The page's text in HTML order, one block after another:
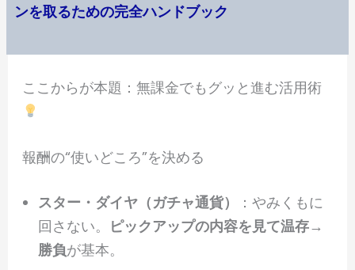
ンを取るための完全ハンドブック
ここからが本題：無課金でもグッと進む活用術
報酬の“使いどころ”を決める
スター・ダイヤ（ガチャ通貨）
：やみくもに
回さない。 ピックアップの内容を見て温存→
勝負が基本。